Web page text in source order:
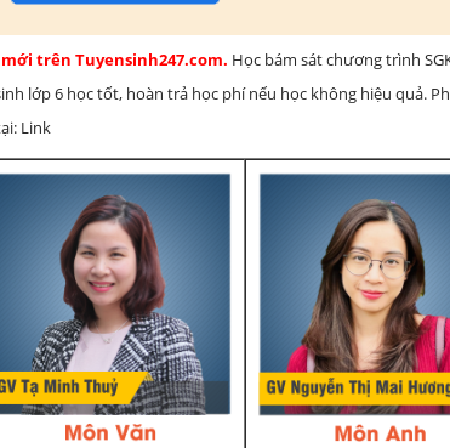
trên Tuyensinh247.com. Học bám sát chương trình
lớp 6 học tốt, hoàn trả học phí nếu học không hiệu quả.
Link